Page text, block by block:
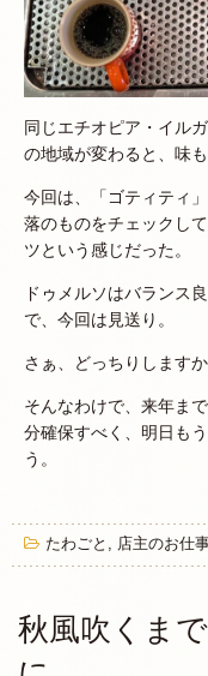
同じエチオピア・イル
の地域が変わると、味
今回は、「ゴティティ
落のものをチェックし
ツという感じだった。
ドゥメルソはバランス
で、今回は見送り。
さぁ、どっちりします
そんなわけで、来年ま
分確保すべく、明日も
う。
たわごと , 店主のお仕
秋風吹くまで